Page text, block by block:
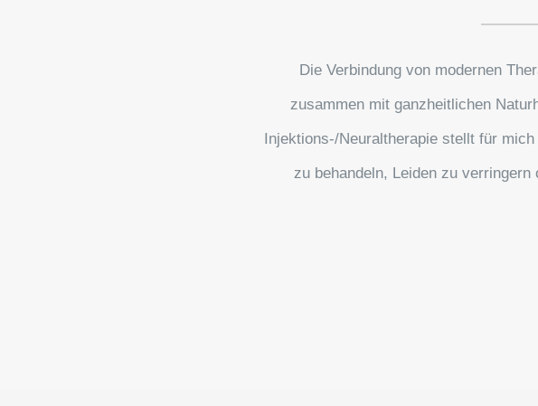
Die Verbindung von modernen
zusammen mit ganzheitlichen
Injektions-/Neuraltherapie stellt für
zu behandeln, Leiden zu